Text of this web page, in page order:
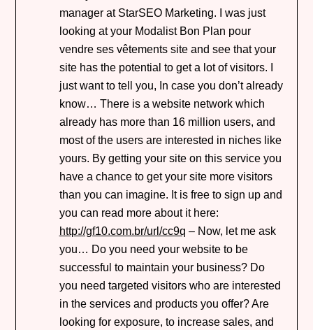
manager at StarSEO Marketing. I was just
looking at your Modalist Bon Plan pour
vendre ses vêtements site and see that your
site has the potential to get a lot of visitors. I
just want to tell you, In case you don’t already
know… There is a website network which
already has more than 16 million users, and
most of the users are interested in niches like
yours. By getting your site on this service you
have a chance to get your site more visitors
than you can imagine. It is free to sign up and
you can read more about it here:
http://gf10.com.br/url/cc9q – Now, let me ask
you… Do you need your website to be
successful to maintain your business? Do
you need targeted visitors who are interested
in the services and products you offer? Are
looking for exposure, to increase sales, and